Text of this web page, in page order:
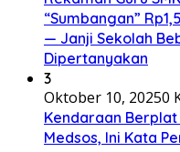
“Sumbangan”
— Janji Sekolah
Dipertanyakan
3
Oktober 10, 20250
Kendaraan
Medsos, Ini Kata